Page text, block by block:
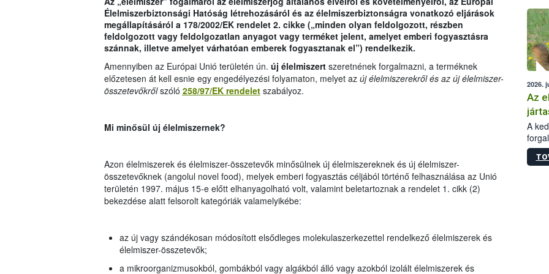
Élelmiszerbiztonsági Hatóság létrehozásáról és az élelmiszerbiztonságra vonatkozó eljárások
megállapításáról a 178/2002/EK rendelet 2. cikke („minden olyan feldolgozott, részben
feldolgozott vagy feldolgozatlan anyagot vagy terméket jelent, amelyet emberi fogyasztásra
szánnak, illetve amelyet várhatóan emberek fogyasztanak el”) rendelkezik.
Amennyiben az Európai Unió területén ún. új élelmiszertszeretnének forgalmazni, a terméknek
előzetesen át kell esnie egy engedélyezési folyamaton, melyet az új élelmiszerekről és az új élelmiszer-
összetevőkrőlszóló 258/97/EK rendeletszabályoz.
Mi minősül új élelmiszernek?
Azon élelmiszerek és élelmiszer-összetevők minősülnek új élelmiszereknek és új élelmiszer-
összetevőknek (angolul novel food), melyek emberi fogyasztás céljából történő felhasználása az Unió
területén 1997. május 15-e előtt elhanyagolható volt, valamint beletartoznak a rendelet 1. cikk (2)
bekezdése alatt felsorolt kategóriák valamelyikébe:
az új vagy szándékosan módosított elsődleges molekulaszerkezettel rendelkező élelmiszerek és
élelmiszer-összetevők;
a mikroorganizmusokból, gombákból vagy algákból álló vagy azokból izolált élelmiszerek és
2026.
Az
A